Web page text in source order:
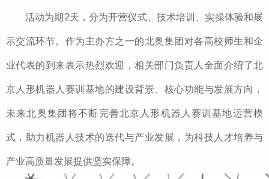
活动为期2天，分为开营仪式、技术培训、实操体验和展
示交流环节。作为主办方之一的北奥集团对各高校师生和企
业代表的到来表示热烈欢迎，相关部门负责人全面介绍了北
京人形机器人赛训基地的建设背景、核心功能与发展方向，
未来北奥集团将不断完善北京人形机器人赛训基地运营模
式，助力机器人技术的迭代与产业发展，为科技人才培养与
产业高质量发展提供坚实保障。